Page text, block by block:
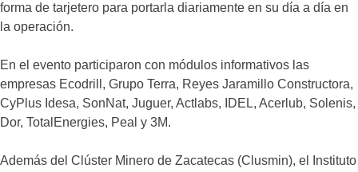
forma de tarjetero para portarla diariamente en su día a día en
la operación.
En el evento participaron con módulos informativos las
empresas Ecodrill, Grupo Terra, Reyes Jaramillo Constructora,
CyPlus Idesa, SonNat, Juguer, Actlabs, IDEL, Acerlub, Solenis,
Dor, TotalEnergies, Peal y 3M.
Además del Clúster Minero de Zacatecas (Clusmin), el Instituto